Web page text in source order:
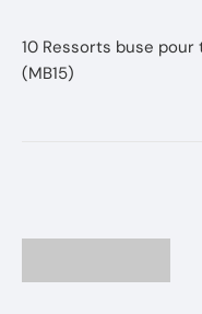
10 Ressorts buse
(MB15)